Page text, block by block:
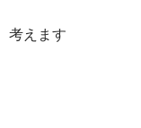
考えます